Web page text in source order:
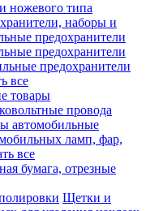
ножевого типа
наборы и
предохранители
предохранители
предохранители
все
товары
провода
автомобильные
ламп, фар,
все
бумага, отрезные
Щетки и